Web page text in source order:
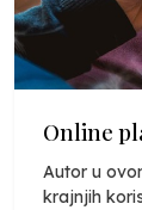
Online
Autor u
krajnjih